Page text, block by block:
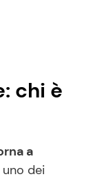
chi è
a
uno dei